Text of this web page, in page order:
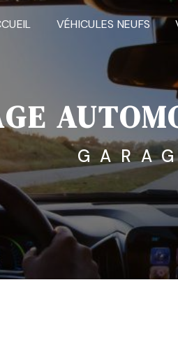
VÉHICULES NEUFS